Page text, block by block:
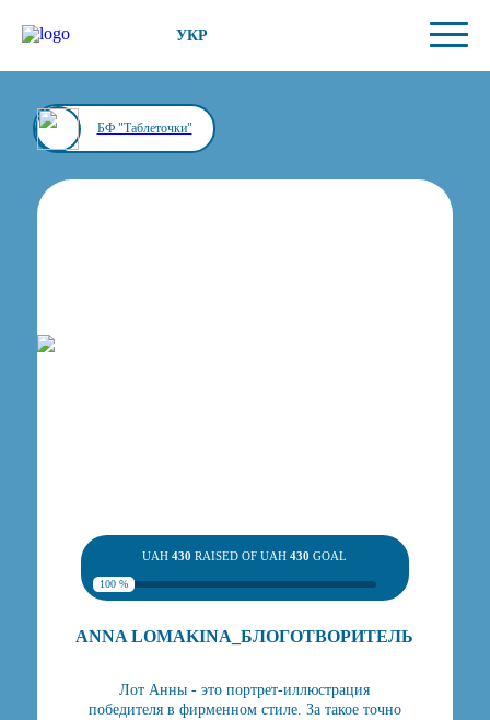
УКР
БФ "Таблеточки"
UAH430 RAISED OF UAH430 GOAL
100 %
ANNA LOMAKINA_БЛОГОТВОРИТЕЛЬ
Лот Анны - это портрет-иллюстрация
победителя в фирменном стиле. За такое точно